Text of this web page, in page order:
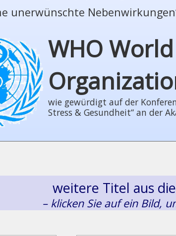
unerwünschte
WHO
wie gewürdigt auf der
Stress & Gesundheit“ an der
weitere Titel aus
– klicken Sie auf ein Bild,